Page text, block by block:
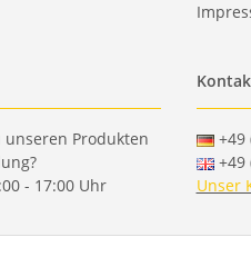
unseren Produkten
- 17:00 Uhr
+49
+49
Unser